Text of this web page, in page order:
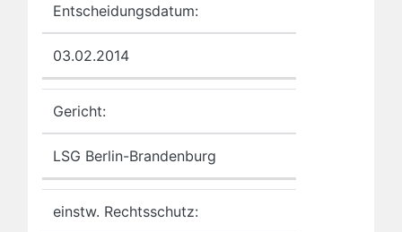
Entscheidungsdatum:
03.02.2014
Gericht:
LSG Berlin-Brandenburg
einstw. Rechtsschutz: